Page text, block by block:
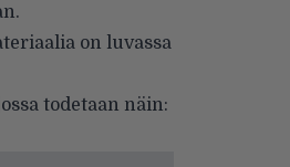
on luvassa
todetaan näin: